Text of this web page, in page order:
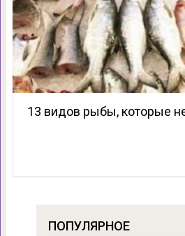
13 видов рыбы, которые
ПОПУЛЯРНОЕ